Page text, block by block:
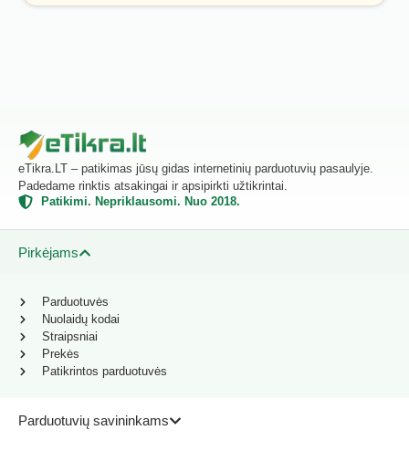
eTikra.LT – patikimas jūsų gidas internetinių parduotuvių pasaulyje.
Padedame rinktis atsakingai ir apsipirkti užtikrintai.
Patikimi. Nepriklausomi. Nuo 2018.
Pirkėjams
Parduotuvių savininkams
Parduotuvės
Nuolaidų kodai
Straipsniai
Prekės
Patikrintos parduotuvės